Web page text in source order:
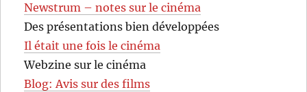
Newstrum – notes sur le cinéma
Des présentations bien développées
Il était une fois le cinéma
Webzine sur le cinéma
Blog: Avis sur des films